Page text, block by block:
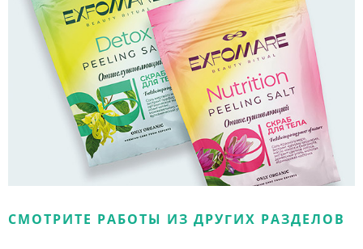
СМОТРИТЕ РАБОТЫ ИЗ ДРУГИХ РАЗДЕЛОВ